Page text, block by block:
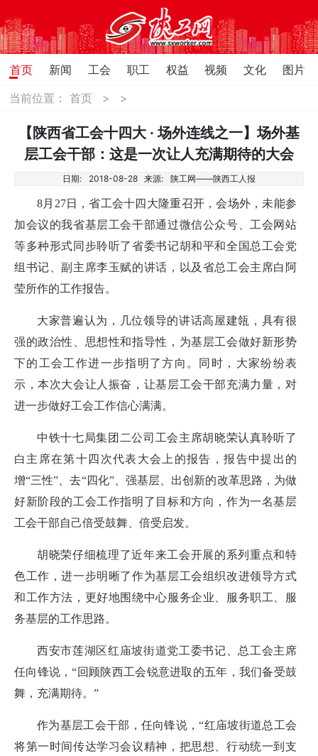
首页 新闻 工会 职工 权益 视频 文化
图片
当前位置：首页 > >
【陕西省工会十四大 · 场外连线之一】场外基
层工会干部：这是一次让人充满期待的大会
日期: 2018-08-28 来源: 陕工网——陕西工人报
8月27日，省工会十四大隆重召开，会场外，未能参
加会议的我省基层工会干部通过微信公众号、工会网站
等多种形式同步聆听了省委书记胡和平和全国总工会党
组书记、副主席李玉赋的讲话，以及省总工会主席白阿
莹所作的工作报告。
大家普遍认为，几位领导的讲话高屋建瓴，具有很
强的政治性、思想性和指导性，为基层工会做好新形势
下的工会工作进一步指明了方向。同时，大家纷纷表
示，本次大会让人振奋，让基层工会干部充满力量，对
进一步做好工会工作信心满满。
中铁十七局集团二公司工会主席胡晓荣认真聆听了
白主席在第十四次代表大会上的报告，报告中提出的
增“三性”、去“四化”、强基层、出创新的改革思路，为做
好新阶段的工会工作指明了目标和方向，作为一名基层
工会干部自己倍受鼓舞、倍受启发。
胡晓荣仔细梳理了近年来工会开展的系列重点和特
色工作，进一步明晰了作为基层工会组织改进领导方式
和工作方法，更好地围绕中心服务企业、服务职工、服
务基层的工作思路。
西安市莲湖区红庙坡街道党工委书记、总工会主席
任向锋说，“回顾陕西工会锐意进取的五年，我们备受鼓
舞，充满期待。”
作为基层工会干部，任向锋说，“红庙坡街道总工会
将第一时间传达学习会议精神，把思想、行动统一到支